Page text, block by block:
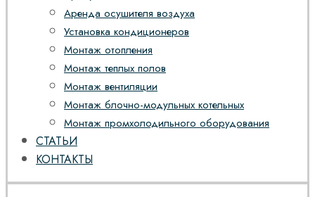
Аренда осушителя воздуха
Установка кондиционеров
Монтаж отопления
Монтаж теплых полов
Монтаж вентиляции
Монтаж блочно-модульных котельных
Монтаж промхолодильного оборудования
СТАТЬИ
КОНТАКТЫ